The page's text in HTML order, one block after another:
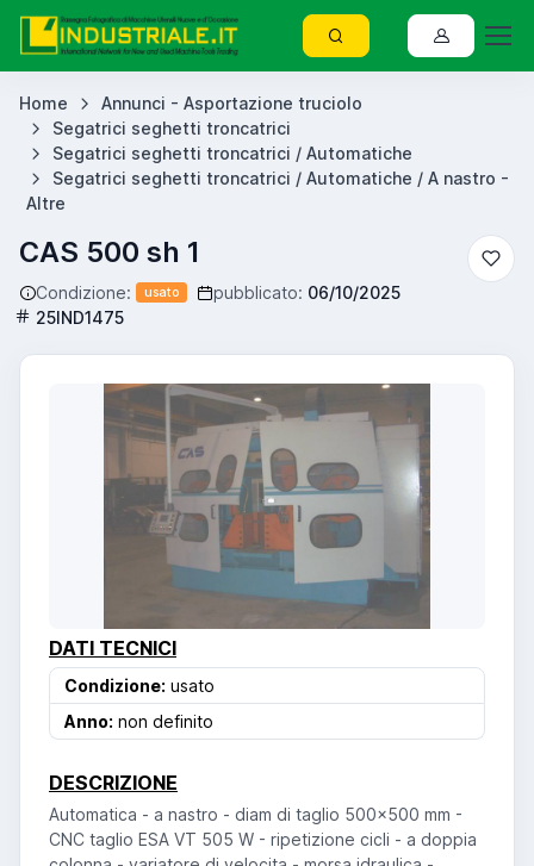
Home
Annunci - Asportazione truciolo
Segatrici seghetti troncatrici
Segatrici seghetti troncatrici / Automatiche
Segatrici seghetti troncatrici / Automatiche / A nastro -
Altre
CAS 500 sh 1
Condizione: usato pubblicato: 06/10/2025
25IND1475
DATI TECNICI
Condizione: usato
Anno: non definito
DESCRIZIONE
Automatica - a nastro - diam di taglio 500x500 mm -
CNC taglio ESA VT 505 W - ripetizione cicli - a doppia